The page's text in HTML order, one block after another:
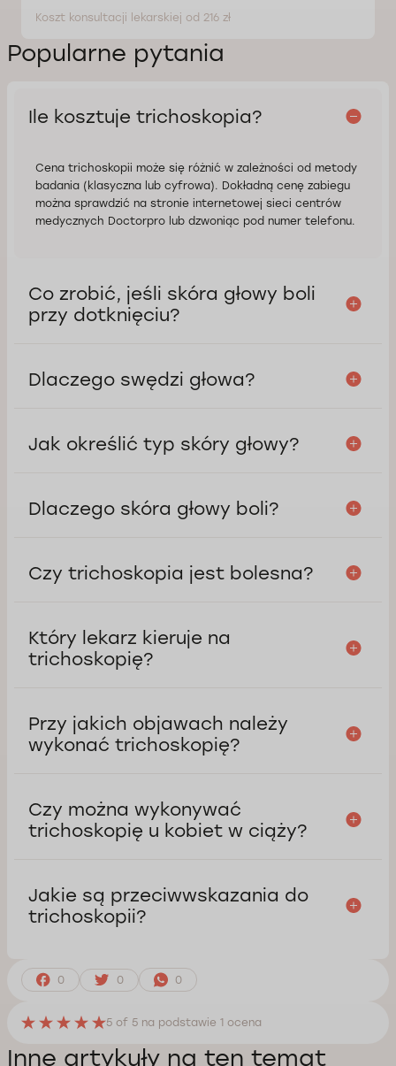
Koszt konsultacji lekarskiej od 216 zł
Popularne pytania
Ile kosztuje trichoskopia?
Cena trichoskopii może się różnić w zależności od metody
badania (klasyczna lub cyfrowa). Dokładną cenę zabiegu
można sprawdzić na stronie internetowej sieci centrów
medycznych Doctorpro lub dzwoniąc pod numer telefonu.
Co zrobić, jeśli skóra głowy boli
przy dotknięciu?
Dlaczego swędzi głowa?
Jak określić typ skóry głowy?
Dlaczego skóra głowy boli?
Czy trichoskopia jest bolesna?
Który lekarz kieruje na
trichoskopię?
Przy jakich objawach należy
wykonać trichoskopię?
Czy można wykonywać
trichoskopię u kobiet w ciąży?
Jakie są przeciwwskazania do
trichoskopii?
0 0 0
5 of 5 na podstawie 1 ocena
Inne artykuły na ten temat